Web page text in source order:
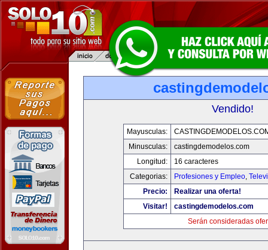
Vendido!
Mayusculas:
Minusculas:
castingdemodelos.com
Longitud:
16 caracteres
Categorias:
Profesiones y Empleo,
Precio:
Realizar una oferta!
Visitar!
castingdemodelos.com
Serán consideradas